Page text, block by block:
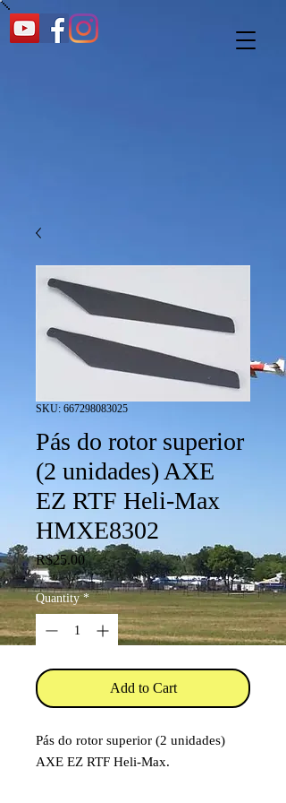
SKU: 667298083025
Pás do rotor superior
(2 unidades) AXE
EZ RTF Heli-Max
HMXE8302
R$25.00Price
Quantity *
Add to Cart
Pás do rotor superior (2 unidades)
AXE EZ RTF Heli-Max.